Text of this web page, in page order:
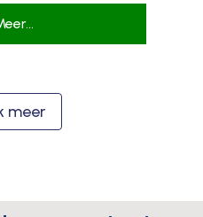
meer